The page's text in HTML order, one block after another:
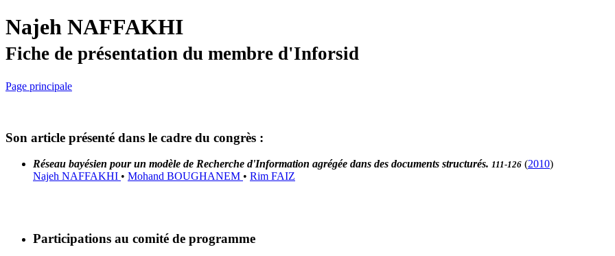
Najeh NAFFAKHI
Fiche de présentation du membre d'Inforsid
Page principale
Son article présenté dans le cadre du congrès :
Réseau bayésien pour un modèle de Recherche d'Information agrégée dans des documents structurés. 111-126 (2010)
Najeh NAFFAKHI • Mohand BOUGHANEM • Rim FAIZ
Participations au comité de programme